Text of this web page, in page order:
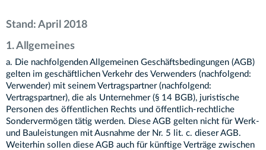
Stand: April 2018
1. Allgemeines
a. Die nachfolgenden Allgemeinen Geschäftsbedingungen (AGB)
gelten im geschäftlichen Verkehr des Verwenders (nachfolgend:
Verwender) mit seinem Vertragspartner (nachfolgend:
Vertragspartner), die als Unternehmer (§ 14 BGB), juristische
Personen des öffentlichen Rechts und öffentlich-rechtliche
Sondervermögen tätig werden. Diese AGB gelten nicht für Werk-
und Bauleistungen mit Ausnahme der Nr. 5 lit. c. dieser AGB.
Weiterhin sollen diese AGB auch für künftige Verträge zwischen